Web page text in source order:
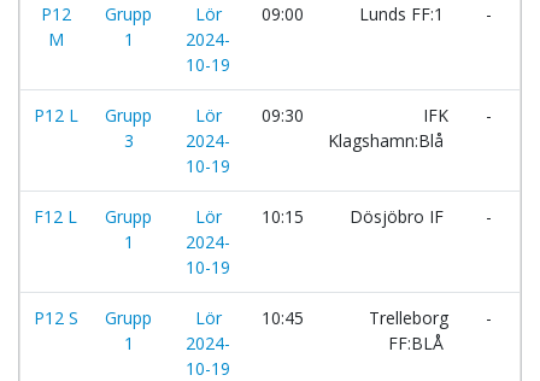
P12
M
Grupp
1
Lör
2024-
10-19
09:00 Lunds FF:1 -
P12 L
Grupp
3
Lör
2024-
10-19
09:30
IFK
Klagshamn:Blå
-
F12 L
Grupp
1
Lör
2024-
10-19
10:15 Dösjöbro IF -
P12 S
Grupp
1
Lör
2024-
10-19
10:45
Trelleborg
FF:BLÅ
-